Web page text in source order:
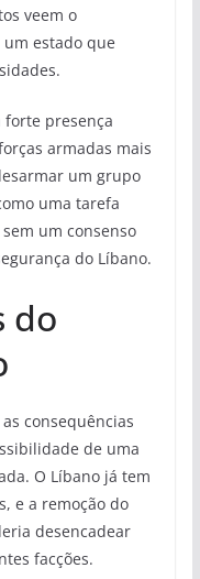
veem o
estado que
forte presença
armadas mais
um grupo
uma tarefa
um consenso
do Líbano.
do
consequências
de uma
O Líbano já tem
e a remoção do
desencadear
facções.